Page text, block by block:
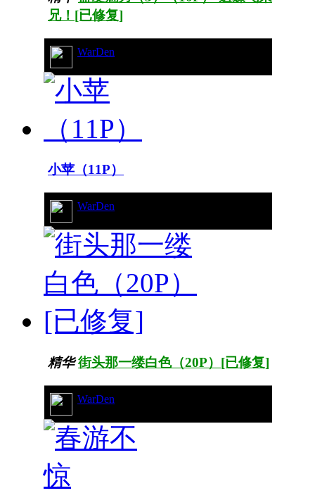
兄！[已修复]
WarDen
小苹（11P）
WarDen
精华 街头那一缕白色（20P）[已修复]
WarDen